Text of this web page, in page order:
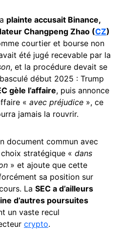
plainte accusait Binance,
Changpeng Zhao (CZ)
courtier et bourse non
été jugé recevable par la
, et la procédure devait se
début 2025 : Trump
gèle l’affaire, puis annonce
« avec préjudice », ce
jamais la rouvrir.
document commun avec
choix stratégique « dans
» et ajoute que cette
sa position sur
La SEC a d’ailleurs
d’autres poursuites
un vaste recul
crypto.